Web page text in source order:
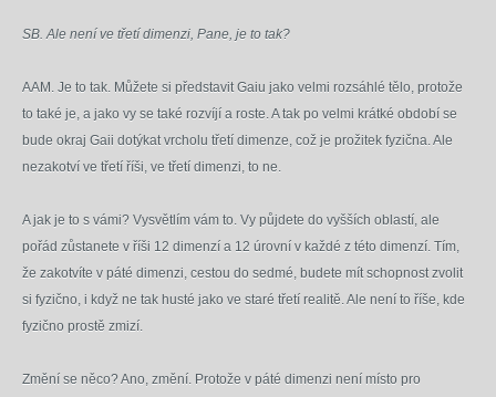
SB. Ale není ve třetí dimenzi, Pane, je to tak?
AAM. Je to tak. Můžete si představit Gaiu jako velmi rozsáhlé tělo, protože
to také je, a jako vy se také rozvíjí a roste. A tak po velmi krátké období se
bude okraj Gaii dotýkat vrcholu třetí dimenze, což je prožitek fyzična. Ale
nezakotví ve třetí říši, ve třetí dimenzi, to ne.
A jak je to s vámi? Vysvětlím vám to. Vy půjdete do vyšších oblastí, ale
pořád zůstanete v říši 12 dimenzí a 12 úrovní v každé z této dimenzí. Tím,
že zakotvíte v páté dimenzi, cestou do sedmé, budete mít schopnost zvolit
si fyzično, i když ne tak husté jako ve staré třetí realitě. Ale není to říše, kde
fyzično prostě zmizí.
Změní se něco? Ano, změní. Protože v páté dimenzi není místo pro